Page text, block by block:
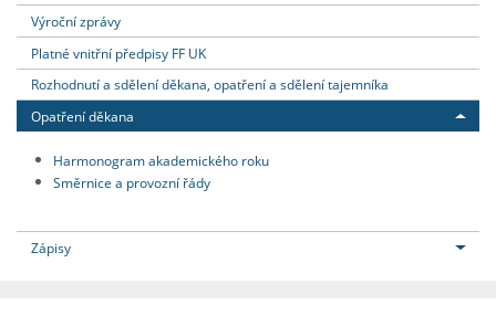
Výroční zprávy
Platné vnitřní předpisy FF UK
Rozhodnutí a sdělení děkana, opatření a sdělení tajemníka
Opatření děkana
Harmonogram akademického roku
Směrnice a provozní řády
Zápisy